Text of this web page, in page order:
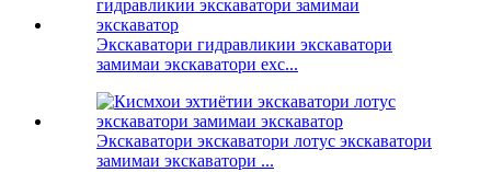
Экскаватори гидравликии экскаватори
замимаи экскаватори exc...
Экскаватори экскаватори лотус экскаватори
замимаи экскаватори ...